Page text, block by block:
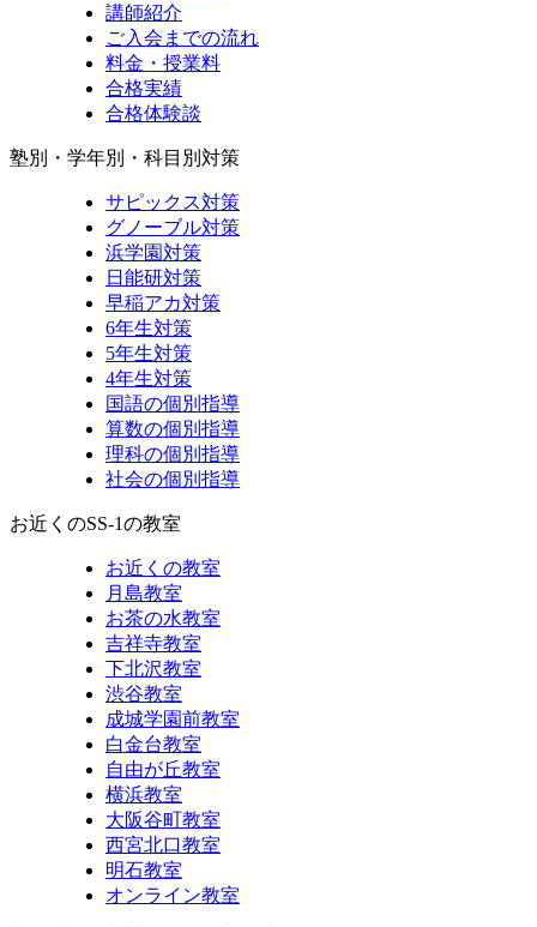
講師紹介
ご入会までの流れ
料金・授業料
合格実績
合格体験談
塾別・学年別・科目別対策
サピックス対策
グノーブル対策
浜学園対策
日能研対策
早稲アカ対策
6年生対策
5年生対策
4年生対策
国語の個別指導
算数の個別指導
理科の個別指導
社会の個別指導
お近くのSS-1の教室
お近くの教室
月島教室
お茶の水教室
吉祥寺教室
下北沢教室
渋谷教室
成城学園前教室
白金台教室
自由が丘教室
横浜教室
大阪谷町教室
西宮北口教室
明石教室
オンライン教室